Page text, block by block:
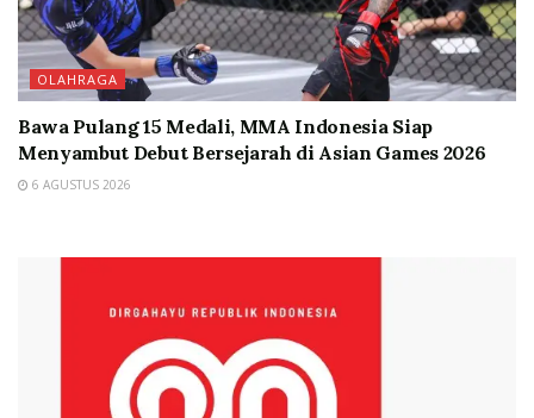
OLAHRAGA
Bawa Pulang 15 Medali, MMA Indonesia Siap
Menyambut Debut Bersejarah di Asian Games 2026
6 AGUSTUS 2026